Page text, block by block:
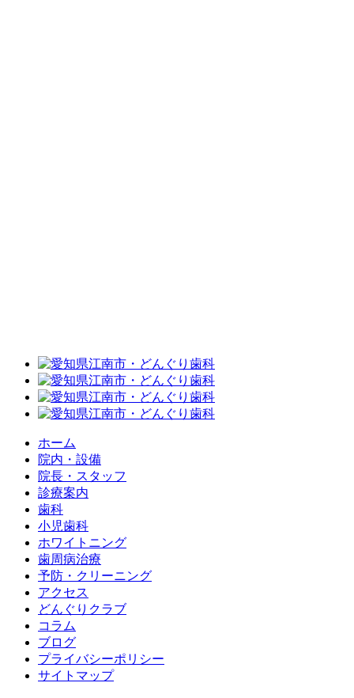
ホーム
院内・設備
院長・スタッフ
診療案内
歯科
小児歯科
ホワイトニング
歯周病治療
予防・クリーニング
アクセス
どんぐりクラブ
コラム
ブログ
プライバシーポリシー
サイトマップ